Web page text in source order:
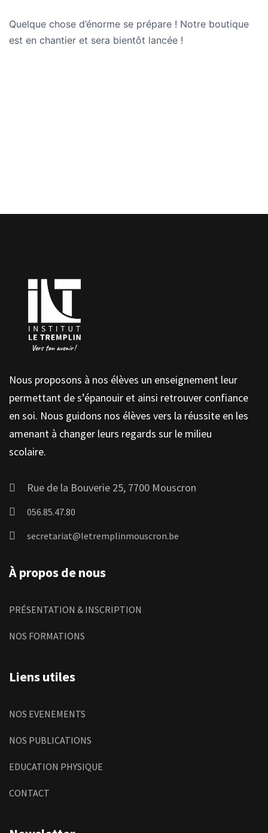
Quelque chose d’énorme se prépare ! Notre boutique
est en chantier et sera bientôt lancée !
Nous proposons à nos élèves un enseignement leur
permettant de s’épanouir et ainsi retrouver confiance
en soi. Nous guidons nos élèves vers la réussite en les
amenant à changer leurs regards sur le milieu
scolaire.
Rue de la Bouverie 25, 7700 Mouscron
056.85.47.80
secretariat@letremplinmouscron.be
À propos de nous
PRÉSENTATION & INSCRIPTION
NOS FORMATIONS
Liens utiles
NOS EVENEMENTS
NOS PUBLICATIONS
EDUCATION PHYSIQUE
CONTACT